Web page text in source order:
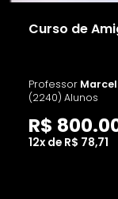
Curso de
Professor
(2240) Alunos
R$
12x de R$ 78,71